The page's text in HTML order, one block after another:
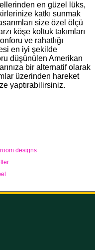
en güzel lüks,
katkı sunmak
size özel ölçü
köşe koltuk takımları
ve rahatlığı
en iyi şekilde
düşünülen Amerikan
bir alternatif olarak
üzerinden hareket
yaptırabilirsiniz.
designs